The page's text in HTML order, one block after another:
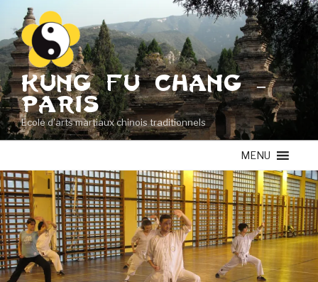
contenu
principal
KUNG FU CHANG –
PARIS
Ecole d'arts martiaux chinois traditionnels
MENU